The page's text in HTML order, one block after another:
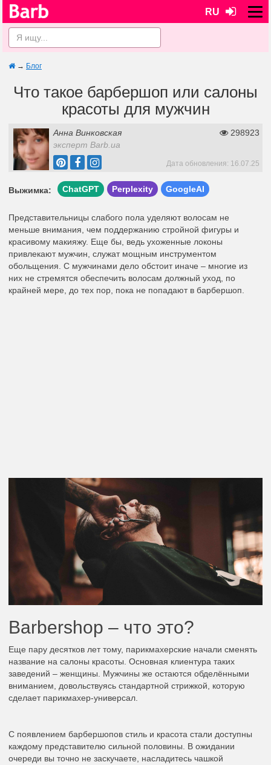
RU
→ Блог
Что такое барбершоп или салоны
красоты для мужчин
Анна Винковская
эксперт Barb.ua
Дата обновления: 16.07.25
298923
Выжимка: ChatGPT Perplexity GoogleAI
Представительницы слабого пола уделяют волосам не
меньше внимания, чем поддержанию стройной фигуры и
красивому макияжу. Еще бы, ведь ухоженные локоны
привлекают мужчин, служат мощным инструментом
обольщения. С мужчинами дело обстоит иначе – многие из
них не стремятся обеспечить волосам должный уход, по
крайней мере, до тех пор, пока не попадают в барбершоп.
Barbershop – что это?
Еще пару десятков лет тому, парикмахерские начали сменять
название на салоны красоты. Основная клиентура таких
заведений – женщины. Мужчины же остаются обделёнными
вниманием, довольствуясь стандартной стрижкой, которую
сделает парикмахер-универсал.
С появлением барбершопов стиль и красота стали доступны
каждому представителю сильной половины. В ожидании
очереди вы точно не заскучаете, насладитесь чашкой